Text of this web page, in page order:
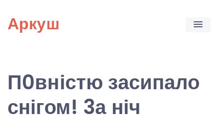
content
Аркуш
П0вністю засипало
снігом! 3а ніч